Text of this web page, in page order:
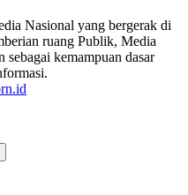
Nasional yang bergerak di
ruang Publik, Media
kemampuan dasar